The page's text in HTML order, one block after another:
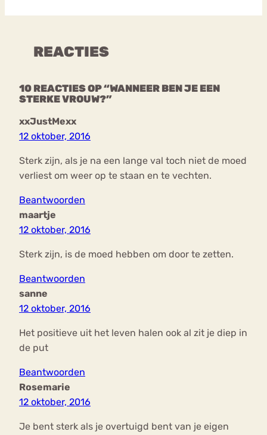
REACTIES
10 REACTIES OP “WANNEER BEN JE EEN
STERKE VROUW?”
xxJustMexx
12 oktober, 2016
Sterk zijn, als je na een lange val toch niet de moed
verliest om weer op te staan en te vechten.
Beantwoorden
maartje
12 oktober, 2016
Sterk zijn, is de moed hebben om door te zetten.
Beantwoorden
sanne
12 oktober, 2016
Het positieve uit het leven halen ook al zit je diep in
de put
Beantwoorden
Rosemarie
12 oktober, 2016
Je bent sterk als je overtuigd bent van je eigen